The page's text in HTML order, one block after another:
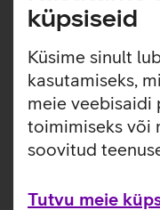
küpsiseid
Küsime sinult
kasutamiseks,
meie veebisaidi
toimimiseks või
soovitud
Tutvu meie
loodud eesmärgiga
välimust. Karastatud
telefoni löökide eest
kriimustuste vastu,
funktsionaalsust ja
spetsiaalse kihiga,
klaasile.